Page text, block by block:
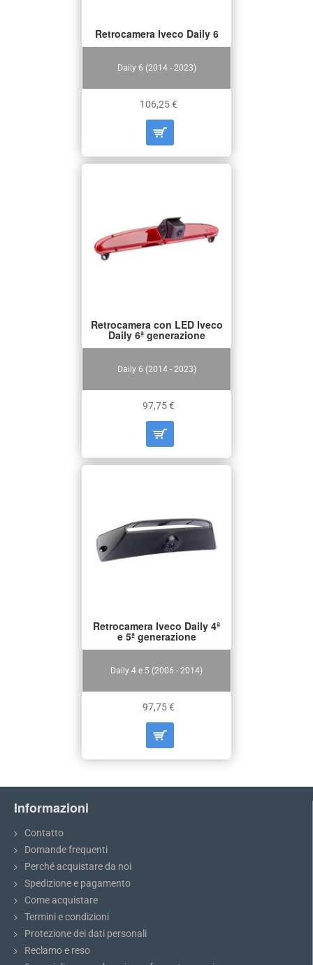
Daily 6 (2014 - 2023)
Retrocamera Iveco Daily 6
106,25 €
Daily 6 (2014 - 2023)
Retrocamera con LED Iveco
Daily 6ª generazione
97,75 €
Daily 4 e 5 (2006 - 2014)
Retrocamera Iveco Daily 4ª
e 5ª generazione
97,75 €
Informazioni
Contatto
Domande frequenti
Perché acquistare da noi
Spedizione e pagamento
Come acquistare
Termini e condizioni
Protezione dei dati personali
Reclamo e reso